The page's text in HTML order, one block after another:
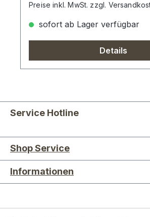
Preise inkl. MwSt. zzgl.
sofort ab Lager verfügbar
Details
Service Hotline
Shop Service
Informationen